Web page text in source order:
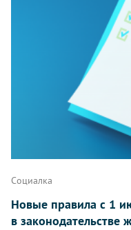
Социалка
Новые правила с 1
в законодательстве